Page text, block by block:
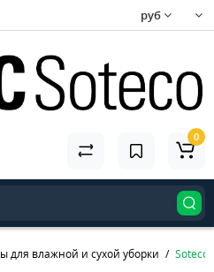
руб
0
для влажной и сухой уборки Soteco